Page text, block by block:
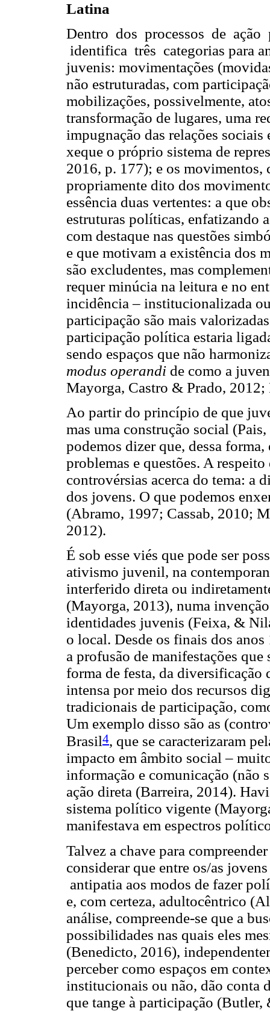
Latina
Dentro dos processos de
identifica três categorias para
juvenis: movimentações
não estruturadas, com
mobilizações, possivelmente,
transformação de lugares, uma
impugnação das relações
xeque o próprio sistema de
2016, p. 177); e os movimentos,
propriamente dito dos
essência duas vertentes: a que
estruturas políticas, enfatizando
com destaque nas questões
e que motivam a existência dos
são excludentes, mas
requer minúcia na leitura e no
incidência – institucionalizada
participação são mais
participação política estaria
sendo espaços que não
modus operandi de como a
Mayorga, Castro & Prado,
Ao partir do princípio de que
mas uma construção social
podemos dizer que, dessa
problemas e questões. A
controvérsias acerca do tema: a
dos jovens. O que podemos
(Abramo, 1997; Cassab, 2010;
2012).
É sob esse viés que pode ser
ativismo juvenil, na
interferido direta ou
(Mayorga, 2013), numa
identidades juvenis (Feixa, &
o local. Desde os finais dos
a profusão de manifestações
forma de festa, da diversificação
intensa por meio dos recursos
tradicionais de participação,
Um exemplo disso são as
Brasil4, que se caracterizaram
impacto em âmbito social –
informação e comunicação (não
ação direta (Barreira, 2014).
sistema político vigente
manifestava em espectros
Talvez a chave para
considerar que entre os/as
antipatia aos modos de fazer
e, com certeza, adultocêntrico
análise, compreende-se que a
possibilidades nas quais eles
(Benedicto, 2016),
perceber como espaços em
institucionais ou não, dão conta
que tange à participação